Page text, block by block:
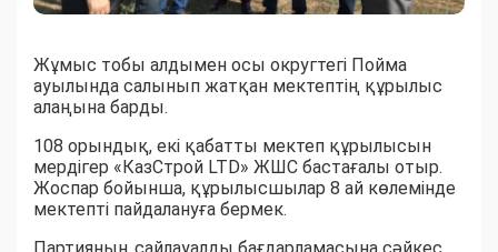
Жұмыс тобы алдымен осы округтегі Пойма
ауылында салынып жатқан мектептің құрылыс
алаңына барды.
108 орындық, екі қабатты мектеп құрылысын
мердігер «КазСтрой LTD» ЖШС бастағалы отыр.
Жоспар бойынша, құрылысшылар 8 ай көлемінде
мектепті пайдалануға бермек.